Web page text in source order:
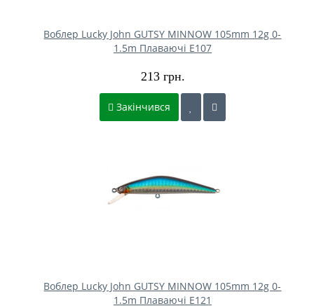
Воблер Lucky John GUTSY MINNOW 105mm 12g 0-
1.5m Плаваючі E107
213 грн.
Закінчився
Воблер Lucky John GUTSY MINNOW 105mm 12g 0-
1.5m Плаваючі E121